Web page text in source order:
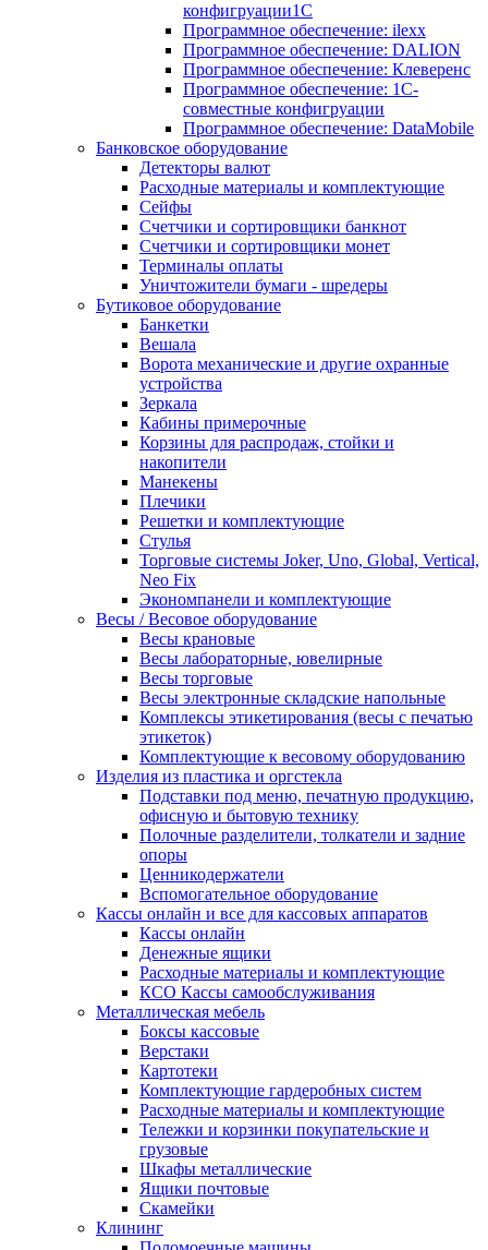
конфигруации1С
Программное обеспечение: ilexx
Программное обеспечение: DALION
Программное обеспечение: Клеверенс
Программное обеспечение: 1С-
совместные конфигруации
Программное обеспечение: DataMobile
Банковское оборудование
Детекторы валют
Расходные материалы и комплектующие
Сейфы
Счетчики и сортировщики банкнот
Счетчики и сортировщики монет
Терминалы оплаты
Уничтожители бумаги - шредеры
Бутиковое оборудование
Банкетки
Вешала
Ворота механические и другие охранные
устройства
Зеркала
Кабины примерочные
Корзины для распродаж, стойки и
накопители
Манекены
Плечики
Решетки и комплектующие
Стулья
Торговые системы Joker, Uno, Global, Vertical,
Neo Fix
Экономпанели и комплектующие
Весы / Весовое оборудование
Весы крановые
Весы лабораторные, ювелирные
Весы торговые
Весы электронные складские напольные
Комплексы этикетирования (весы с печатью
этикеток)
Комплектующие к весовому оборудованию
Изделия из пластика и оргстекла
Подставки под меню, печатную продукцию,
офисную и бытовую технику
Полочные разделители, толкатели и задние
опоры
Ценникодержатели
Вспомогательное оборудование
Кассы онлайн и все для кассовых аппаратов
Кассы онлайн
Денежные ящики
Расходные материалы и комплектующие
КСО Кассы самообслуживания
Металлическая мебель
Боксы кассовые
Верстаки
Картотеки
Комплектующие гардеробных систем
Расходные материалы и комплектующие
Тележки и корзинки покупательские и
грузовые
Шкафы металлические
Ящики почтовые
Скамейки
Клининг